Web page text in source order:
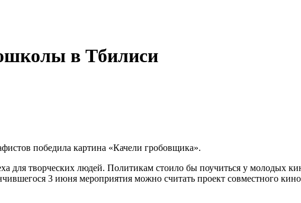
в Тбилиси
победила картина «Качели гробовщика».
творческих людей. Политикам стоило бы поучиться у молодых
3 июня мероприятия можно считать проект совместного